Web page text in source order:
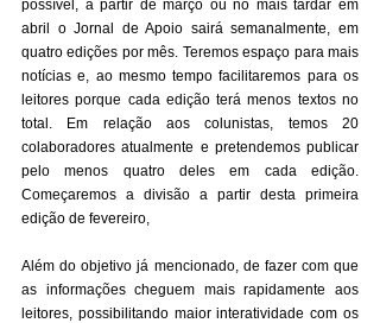
possível, a partir de março ou no mais tardar em
abril o Jornal de Apoio sairá semanalmente, em
quatro edições por mês. Teremos espaço para mais
notícias e, ao mesmo tempo facilitaremos para os
leitores porque cada edição terá menos textos no
total. Em relação aos colunistas, temos 20
colaboradores atualmente e pretendemos publicar
pelo menos quatro deles em cada edição.
Começaremos a divisão a partir desta primeira
edição de fevereiro,
Além do objetivo já mencionado, de fazer com que
as informações cheguem mais rapidamente aos
leitores, possibilitando maior interatividade com os